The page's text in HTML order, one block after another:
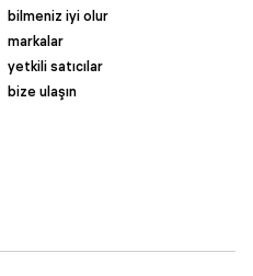
bilmeniz iyi olur
markalar
yetkili satıcılar
bize ulaşın